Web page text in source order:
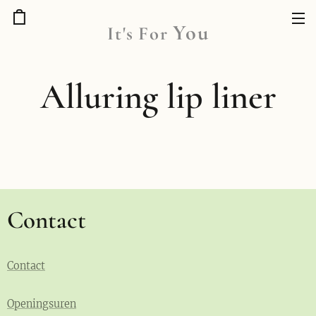
It's For You
Alluring lip liner
Contact
Contact
Openingsuren